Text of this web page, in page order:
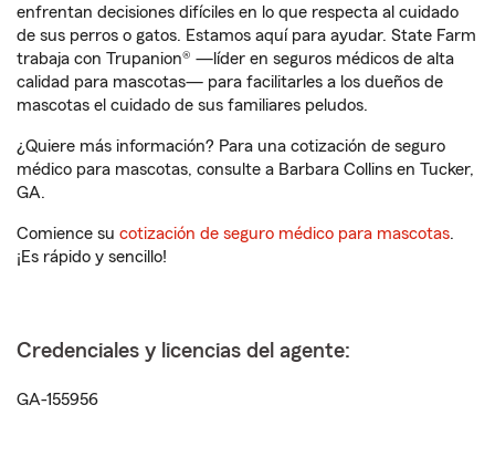
enfrentan decisiones difíciles en lo que respecta al cuidado
de sus perros o gatos. Estamos aquí para ayudar. State Farm
trabaja con Trupanion® —líder en seguros médicos de alta
calidad para mascotas— para facilitarles a los dueños de
mascotas el cuidado de sus familiares peludos.
¿Quiere más información? Para una cotización de seguro
médico para mascotas, consulte a Barbara Collins en Tucker,
GA.
Comience su cotización de seguro médico para mascotas.
¡Es rápido y sencillo!
Credenciales y licencias del agente:
GA-155956